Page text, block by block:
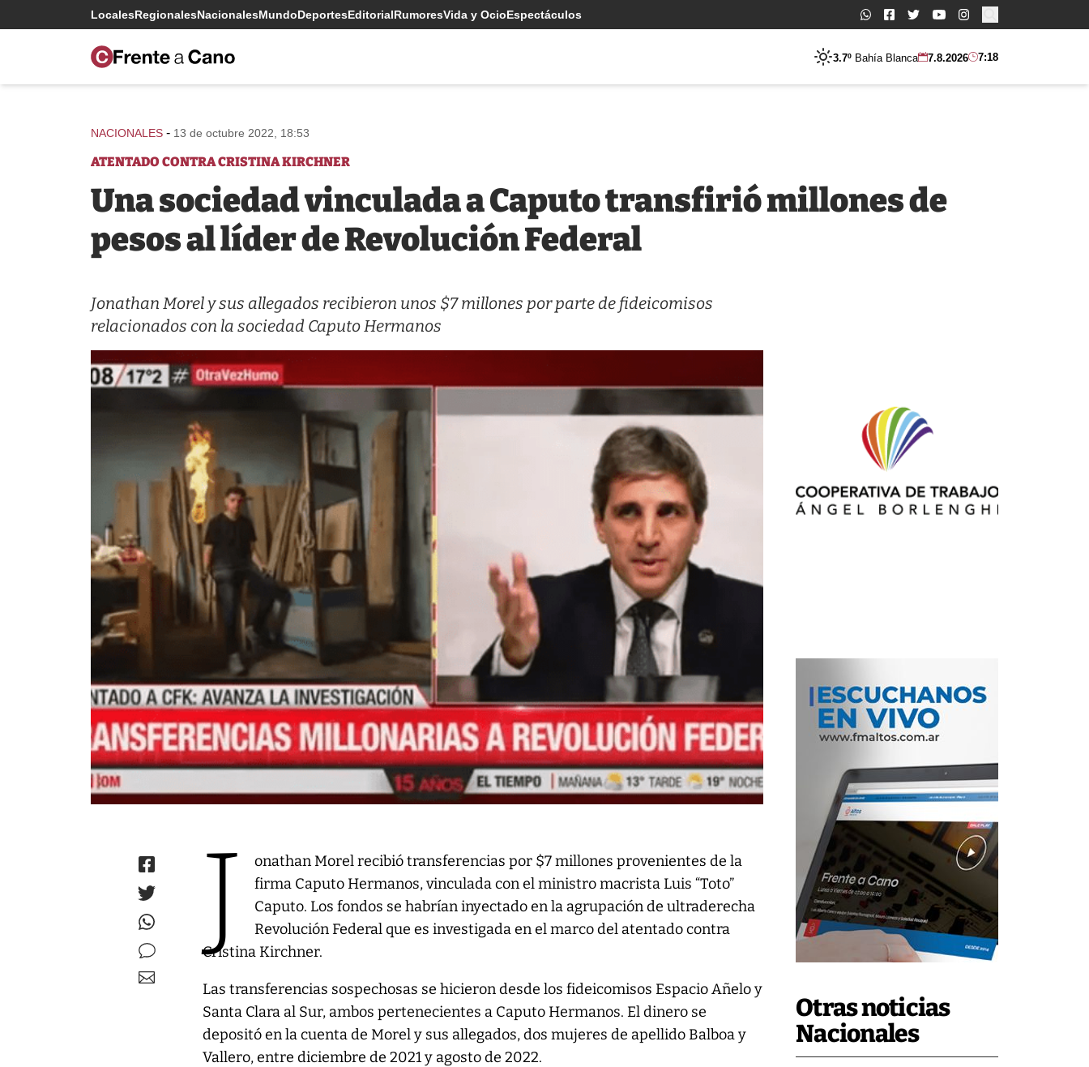
LocalesRegionalesNacionalesMundoDeportesEditorialRumoresVida y OcioEspectáculos Buscar:
3.7º Bahía Blanca 7.8.2026 7:18
Otras noticias
Nacionales
NACIONALES - 13 de octubre 2022, 18:53
ATENTADO CONTRA CRISTINA KIRCHNER
Una sociedad vinculada a Caputo transfirió millones de
pesos al líder de Revolución Federal
Jonathan Morel y sus allegados recibieron unos $7 millones por parte de fideicomisos
relacionados con la sociedad Caputo Hermanos
J
onathan Morel recibió transferencias por $7 millones provenientes de la
firma Caputo Hermanos, vinculada con el ministro macrista Luis “Toto”
Caputo. Los fondos se habrían inyectado en la agrupación de ultraderecha
Revolución Federal que es investigada en el marco del atentado contra
Cristina Kirchner.
Las transferencias sospechosas se hicieron desde los fideicomisos Espacio Añelo y
Santa Clara al Sur, ambos pertenecientes a Caputo Hermanos. El dinero se
depositó en la cuenta de Morel y sus allegados, dos mujeres de apellido Balboa y
Vallero, entre diciembre de 2021 y agosto de 2022.